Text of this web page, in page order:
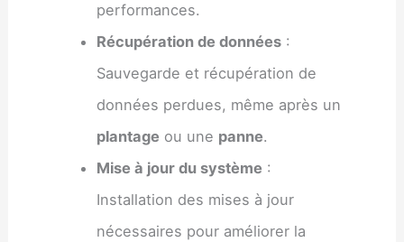
performances.
Récupération de données :
Sauvegarde et récupération de
données perdues, même après un
plantage ou une panne.
Mise à jour du système :
Installation des mises à jour
nécessaires pour améliorer la